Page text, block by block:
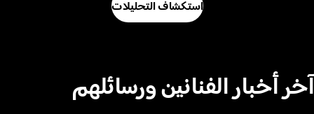
استكشاف التحليلات
آخر أخبار الفنانين ورسائلهم